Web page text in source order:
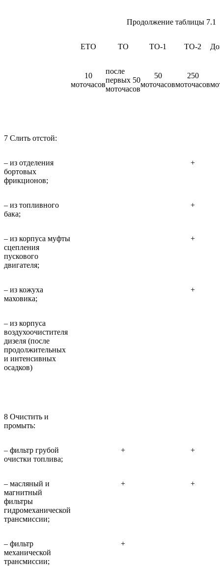
Продолжение таблицы 7.1
ЕТО ТО ТО-1 ТО-2
10
моточасов
после
первых 50
моточасов
50
моточасов
250
моточасов
7 Слить отстой:
– из отделения
бортовых
фрикционов;
+
– из топливного
бака;
+
– из корпуса муфты
сцепления
пускового
двигателя;
+
– из кожуха
маховика;
+
– из корпуса
воздухоочистителя
дизеля (после
продолжительных
и интенсивных
осадков)
8 Очистить и
промыть:
– фильтр грубой
очистки топлива;
+ +
– масляный и
магнитный
фильтры
гидромеханической
трансмиссии;
+ +
– фильтр
механической
трансмиссии;
+